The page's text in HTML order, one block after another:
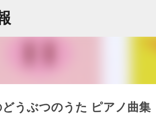
うぶつのうた ピアノ曲集